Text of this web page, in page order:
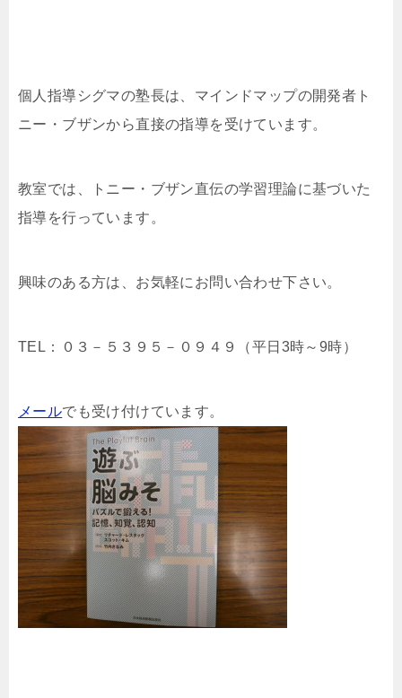
個人指導シグマの塾長は、マインドマップの開発者ト
ニー・ブザンから直接の指導を受けています。
教室では、トニー・ブザン直伝の学習理論に基づいた
指導を行っています。
興味のある方は、お気軽にお問い合わせ下さい。
TEL：０３－５３９５－０９４９（平日3時～9時）
メールでも受け付けています。